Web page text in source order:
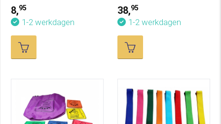
8,95
1-2 werkdagen
38,95
1-2 werkdagen